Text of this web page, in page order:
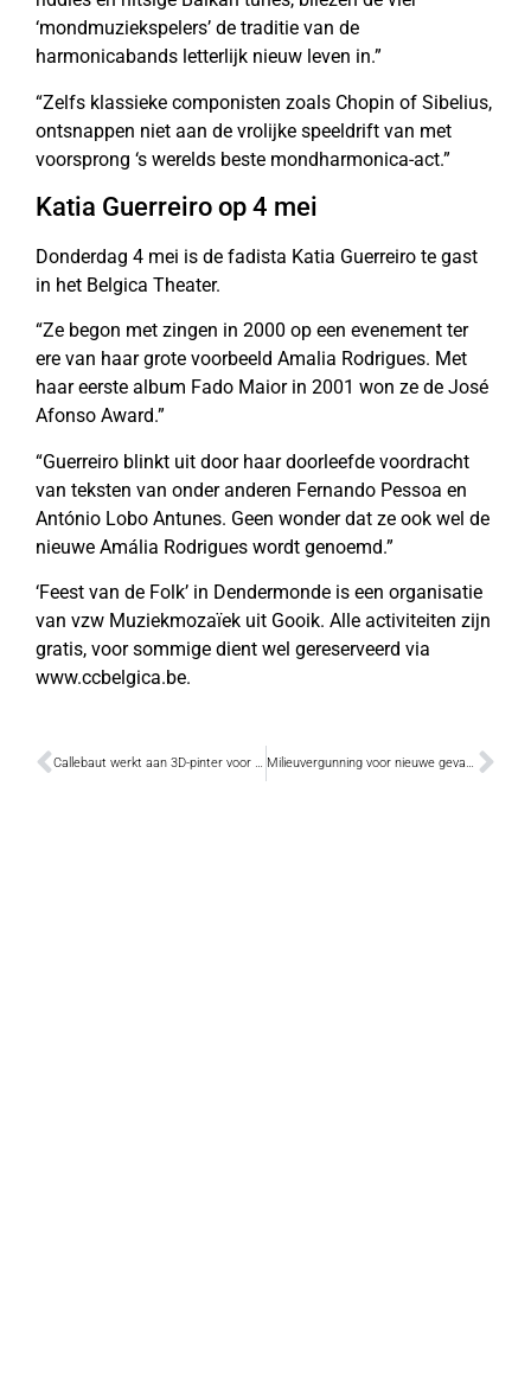
‘mondmuziekspelers’ de traditie van de
harmonicabands letterlijk nieuw leven in.”
“Zelfs klassieke componisten zoals Chopin of Sibelius,
ontsnappen niet aan de vrolijke speeldrift van met
voorsprong ‘s werelds beste mondharmonica-act.”
Katia Guerreiro op 4 mei
Donderdag 4 mei is de fadista Katia Guerreiro te gast
in het Belgica Theater.
“Ze begon met zingen in 2000 op een evenement ter
ere van haar grote voorbeeld Amalia Rodrigues. Met
haar eerste album Fado Maior in 2001 won ze de José
Afonso Award.”
“Guerreiro blinkt uit door haar doorleefde voordracht
van teksten van onder anderen Fernando Pessoa en
António Lobo Antunes. Geen wonder dat ze ook wel de
nieuwe Amália Rodrigues wordt genoemd.”
‘Feest van de Folk’ in Dendermonde is een organisatie
van vzw Muziekmozaïek uit Gooik. Alle activiteiten zijn
gratis, voor sommige dient wel gereserveerd via
www.ccbelgica.be.
Callebaut werkt aan 3D-pinter voor chocolade Milieuvergunning voor nieuwe gevangenis